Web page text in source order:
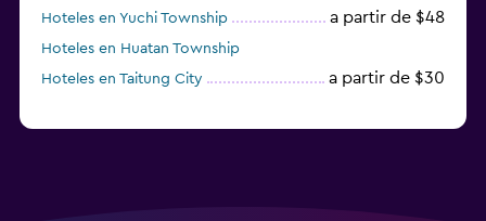
Hoteles en Yuchi Township a partir de $48
Hoteles en Huatan Township
Hoteles en Taitung City
a partir de $30